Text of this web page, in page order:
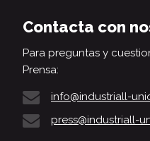
Contacta con
Para preguntas y
Prensa:
info@industriall-
press@industriall-